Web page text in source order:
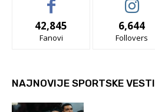
42,845
Fanovi
6,644
Follovers
NAJNOVIJE SPORTSKE VESTI